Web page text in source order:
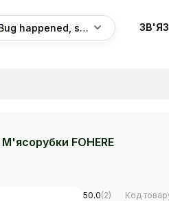
Bug happened, sorry
М'ясорубки FOHERE
50.0(2) Код